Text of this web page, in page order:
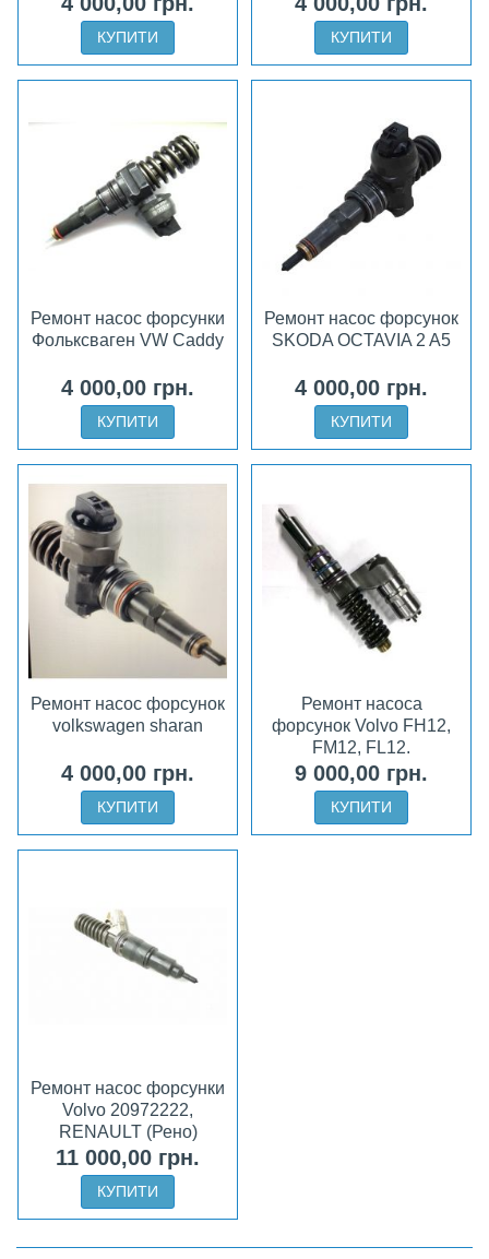
КУПИТИ КУПИТИ
Ремонт насос форсунки
Фольксваген VW Caddy
4 000,00 грн.
КУПИТИ
Ремонт насос форсунок
SKODA OCTAVIA 2 A5
4 000,00 грн.
КУПИТИ
Ремонт насос форсунок
volkswagen sharan
4 000,00 грн.
КУПИТИ
Ремонт насоса
форсунок Volvo FH12,
FM12, FL12.
9 000,00 грн.
КУПИТИ
Ремонт насос форсунки
Volvo 20972222,
RENAULT (Рено)
MAGNUM, PREMIUM
DXI
11 000,00 грн.
КУПИТИ